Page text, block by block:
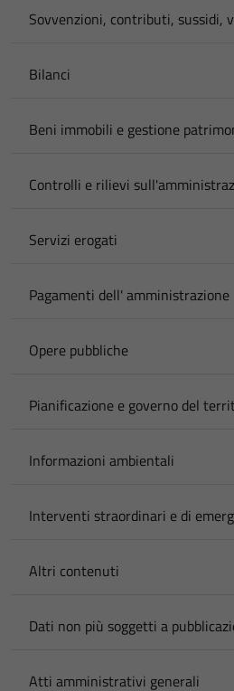
Sovvenzioni, contributi, sussidi,
Bilanci
Beni immobili e gestione
Controlli e rilievi
Servizi erogati
Pagamenti dell' amministrazione
Opere pubbliche
Pianificazione e governo del
Informazioni ambientali
Interventi straordinari e di
Altri contenuti
Dati non più soggetti a
Atti amministrativi generali